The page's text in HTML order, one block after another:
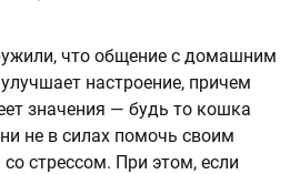
что общение с домашним
настроение, причем
значения — будь то кошка
не в силах помочь своим
стрессом. При этом, если